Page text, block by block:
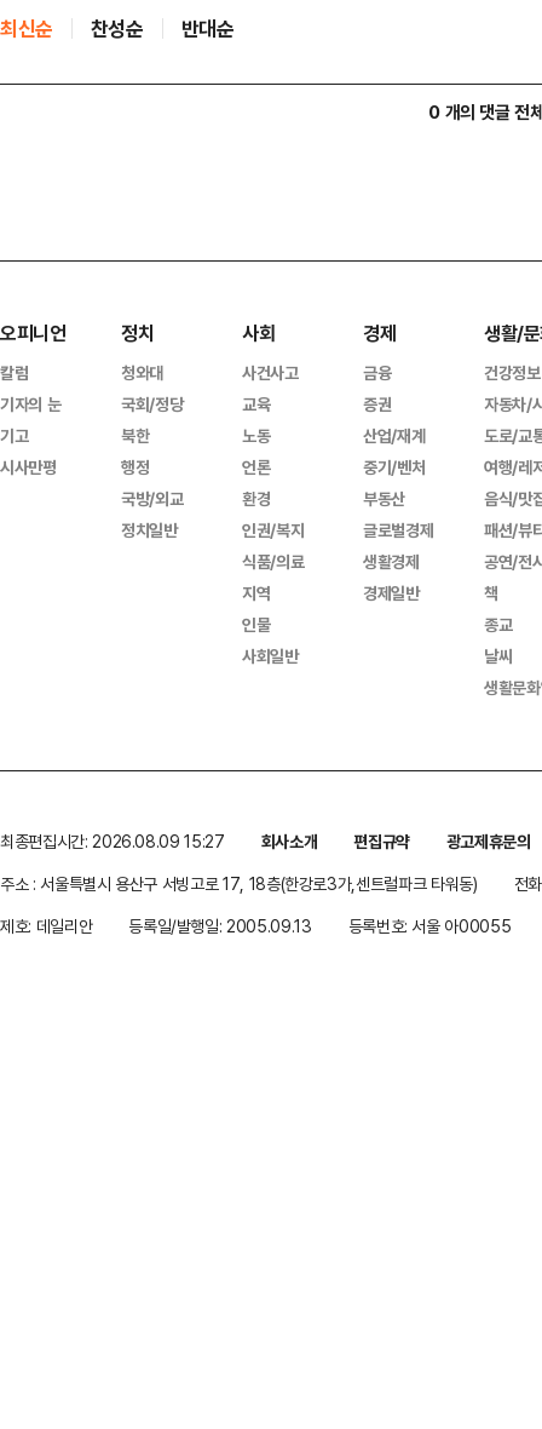
최신순 찬성순 반대순
0 개의 댓글 전
오피니언
칼럼
기자의 눈
기고
시사만평
정치
청와대
국회/정당
북한
행정
국방/외교
정치일반
사회
사건사고
교육
노동
언론
환경
인권/복지
식품/의료
지역
인물
사회일반
경제
금융
증권
산업/재계
중기/벤처
부동산
글로벌경제
생활경제
경제일반
생활/
건강정보
자동차/
도로/교
여행/레
음식/맛
패션/뷰
공연/전
책
종교
날씨
생활문
최종편집시간: 2026.08.09 15:27 회사소개 편집규약
광고제휴문의
주소 : 서울특별시 용산구 서빙고로 17, 18층(한강로3가,센트럴파크 타워동)
전
제호: 데일리안
등록일/발행일: 2005.09.13 등록번호: 서울 아00055